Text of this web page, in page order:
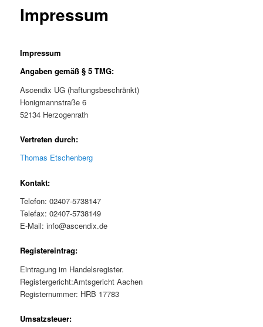
Impressum
Impressum
Angaben gemäß § 5 TMG:
Ascendix UG (haftungsbeschränkt)
Honigmannstraße 6
52134 Herzogenrath
Vertreten durch:
Thomas Etschenberg
Kontakt:
Telefon: 02407-5738147
Telefax: 02407-5738149
E-Mail: info@ascendix.de
Registereintrag:
Eintragung im Handelsregister.
Registergericht:Amtsgericht Aachen
Registernummer: HRB 17783
Umsatzsteuer: